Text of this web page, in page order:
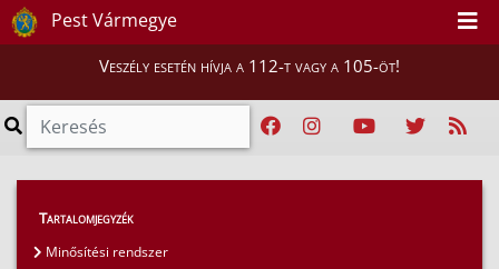
Pest Vármegye
Veszély esetén hívja a 112-t vagy a 105-öt!
Magunkról
Tartalomjegyzék
Minősítési rendszer